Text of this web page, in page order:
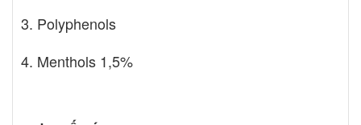
3. Polyphenols
4. Menthols 1,5%